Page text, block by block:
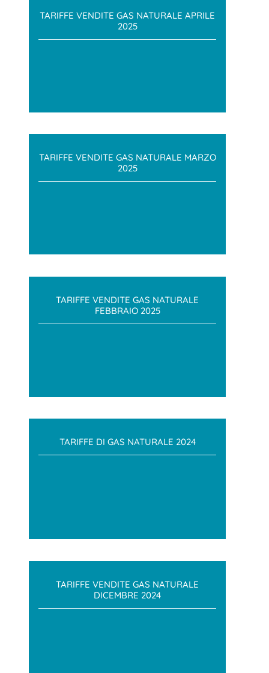
TARIFFE VENDITE GAS NATURALE APRILE
2025
TARIFFE VENDITE GAS NATURALE MARZO
2025
TARIFFE VENDITE GAS NATURALE
FEBBRAIO 2025
TARIFFE DI GAS NATURALE 2024
TARIFFE VENDITE GAS NATURALE
DICEMBRE 2024